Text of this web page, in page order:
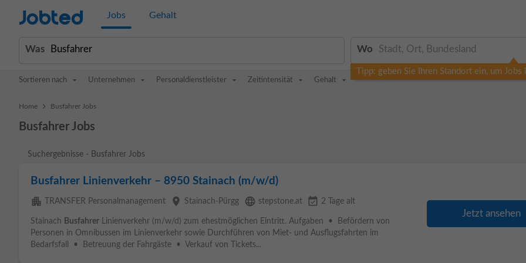
Jobted Jobs Gehalt
Was Wo
Tipp: geben Sie Ihren Standort ein, um
Sortieren nach Unternehmen Personaldienstleister Zeitintensität Gehalt
Home > Busfahrer Jobs
Busfahrer Jobs
Suchergebnisse - Busfahrer Jobs
Busfahrer Linienverkehr – 8950 Stainach (m/w/d)
apartment TRANSFER Personalmanagement place Stainach-Pürgg language stepstone.at event_available 2 Tage alt
Stainach Busfahrer Linienverkehr (m/w/d) zum ehestmöglichen Eintritt. Aufgaben • Befördern von
Personen in Omnibussen im Linienverkehr sowie Durchführen von Miet- und Ausflugsfahrten im
Bedarfsfall • Betreuung der Fahrgäste • Verkauf von Tickets...
Jetzt ansehen